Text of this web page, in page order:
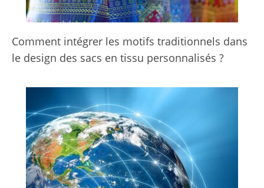
Comment intégrer les motifs traditionnels dans
le design des sacs en tissu personnalisés ?